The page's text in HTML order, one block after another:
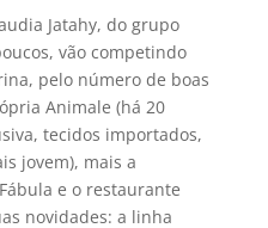
Jatahy, do grupo
vão competindo
pelo número de boas
Animale (há 20
tecidos importados,
jovem), mais a
e o restaurante
novidades: a linha